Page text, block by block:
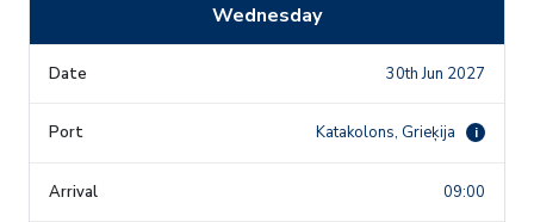
Wednesday
30th Jun 2027
Katakolons, Grieķija i
09:00